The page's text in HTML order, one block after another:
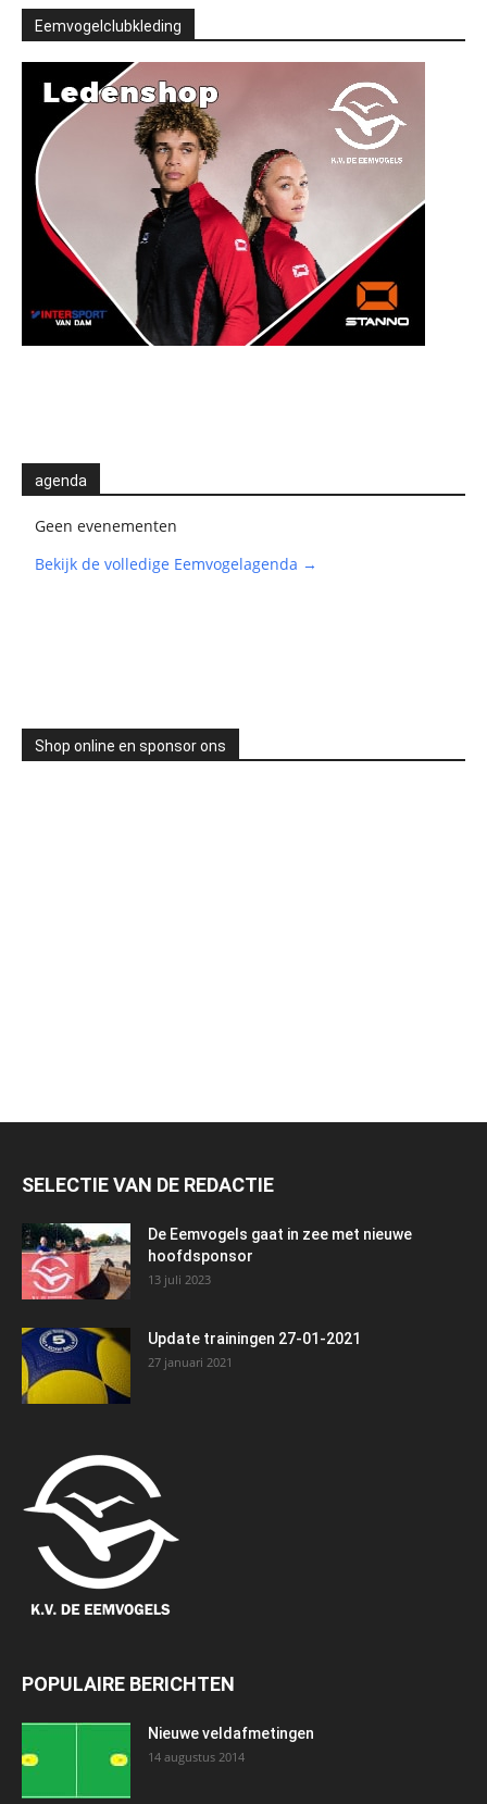
Eemvogelclubkleding
agenda
Geen evenementen
Bekijk de volledige Eemvogelagenda →
Shop online en sponsor ons
SELECTIE VAN DE REDACTIE
De Eemvogels gaat in zee met nieuwe
hoofdsponsor
13 juli 2023
Update trainingen 27-01-2021
27 januari 2021
POPULAIRE BERICHTEN
Nieuwe veldafmetingen
14 augustus 2014